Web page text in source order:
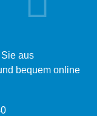
aus
bequem online